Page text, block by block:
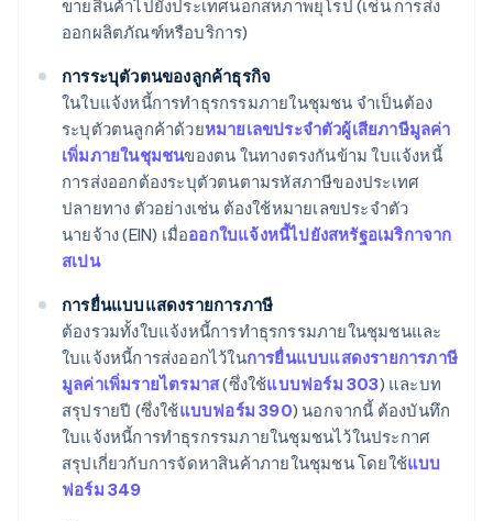
ขายสินค้าไปยังประเทศนอกสหภาพยุโรป (เช่น การส่ง
ออกผลิตภัณฑ์หรือบริการ)
การระบุตัวตนของลูกค้าธุรกิจ
ในใบแจ้งหนี้การทำธุรกรรมภายในชุมชน จำเป็นต้อง
ระบุตัวตนลูกค้าด้วยหมายเลขประจำตัวผู้เสียภาษีมูลค่า
เพิ่มภายในชุมชนของตน ในทางตรงกันข้าม ใบแจ้งหนี้
การส่งออกต้องระบุตัวตนตามรหัสภาษีของประเทศ
ปลายทาง ตัวอย่างเช่น ต้องใช้หมายเลขประจำตัว
นายจ้าง (EIN) เมื่อออกใบแจ้งหนี้ไปยังสหรัฐอเมริกาจาก
สเปน
การยื่นแบบแสดงรายการภาษี
ต้องรวมทั้งใบแจ้งหนี้การทำธุรกรรมภายในชุมชนและ
ใบแจ้งหนี้การส่งออกไว้ในการยื่นแบบแสดงรายการภาษี
มูลค่าเพิ่มรายไตรมาส(ซึ่งใช้แบบฟอร์ม 303) และบท
สรุปรายปี (ซึ่งใช้แบบฟอร์ม 390) นอกจากนี้ ต้องบันทึก
ใบแจ้งหนี้การทำธุรกรรมภายในชุมชนไว้ในประกาศ
สรุปเกี่ยวกับการจัดหาสินค้าภายในชุมชน โดยใช้แบบ
ฟอร์ม 349